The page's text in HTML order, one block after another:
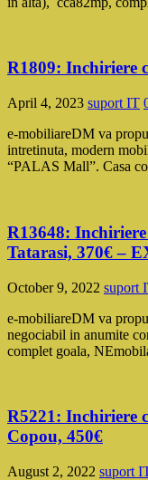
R1809: Inchiriere
April 4, 2023 suport IT
e-mobiliareDM va
intretinuta, modern
“PALAS Mall”. Casa
R13648:
Tatarasi, 370€ –
October 9, 2022 suport
e-mobiliareDM va
negociabil in anumite
complet goala,
R5221: Inchiriere
Copou, 450€
August 2, 2022 suport